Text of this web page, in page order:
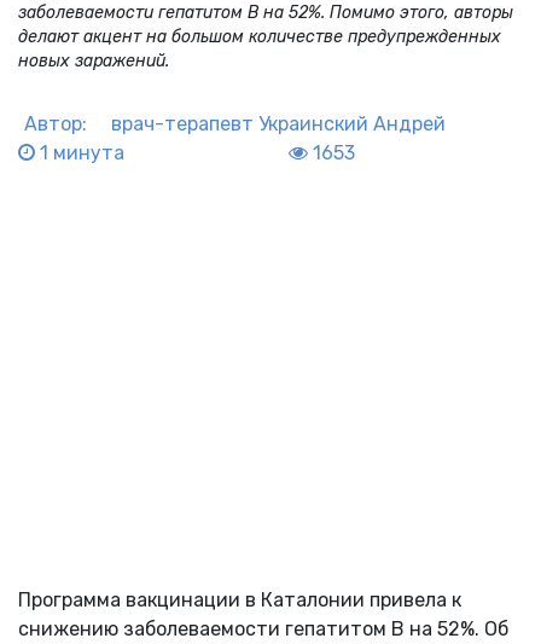
заболеваемости гепатитом В на 52%. Помимо этого, авторы
делают акцент на большом количестве предупрежденных
новых заражений.
Автор: врач-терапевт Украинский Андрей
1 минута
1653
Программа вакцинации в Каталонии привела к
снижению заболеваемости гепатитом В на 52%. Об